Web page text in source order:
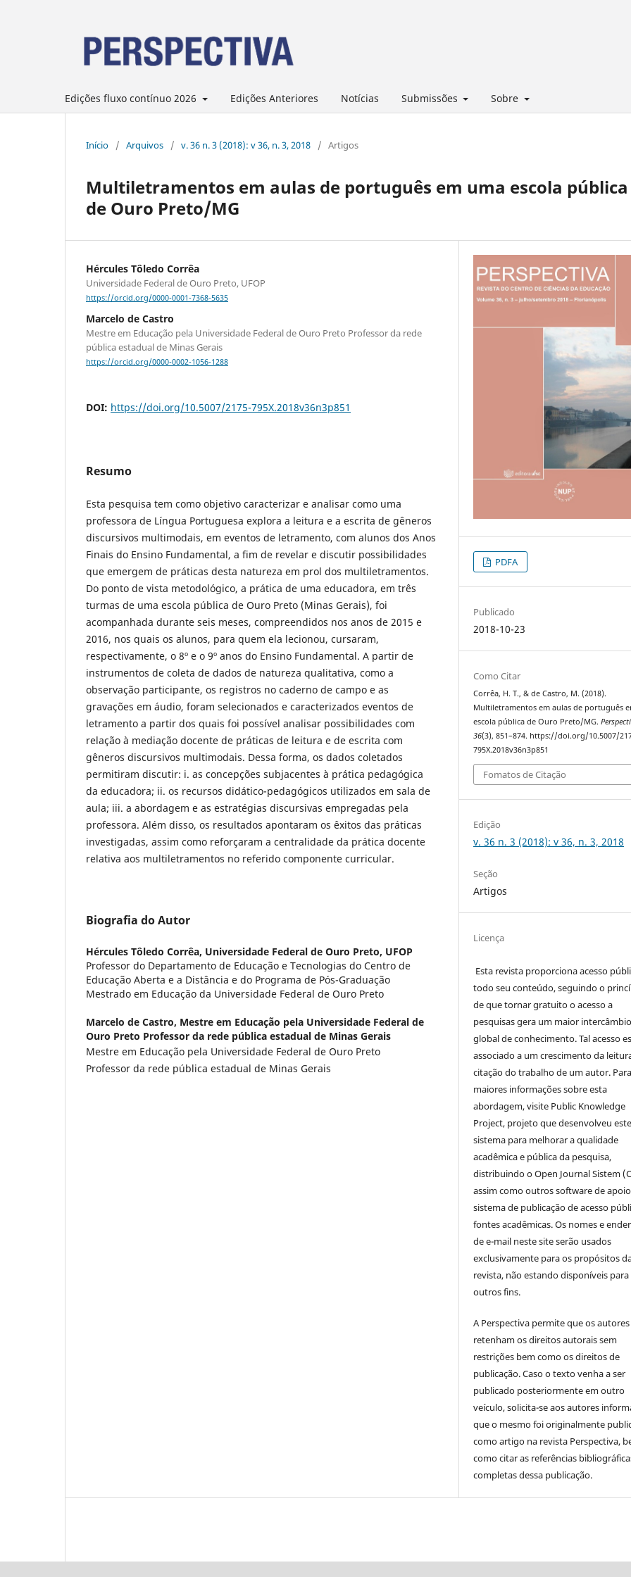
Edições fluxo contínuo 2026 Edições Anteriores Notícias Submissões Sobre
Início / Arquivos / v. 36 n. 3 (2018): v 36, n. 3, 2018 / Artigos
Multiletramentos em aulas de português em uma escola pública
de Ouro Preto/MG
Hércules Tôledo Corrêa
Universidade Federal de Ouro Preto, UFOP
https://orcid.org/0000-0001-7368-5635
Marcelo de Castro
Mestre em Educação pela Universidade Federal de Ouro Preto Professor da rede
pública estadual de Minas Gerais
https://orcid.org/0000-0002-1056-1288
DOI: https://doi.org/10.5007/2175-795X.2018v36n3p851
Resumo
Esta pesquisa tem como objetivo caracterizar e analisar como uma
professora de Língua Portuguesa explora a leitura e a escrita de gêneros
discursivos multimodais, em eventos de letramento, com alunos dos Anos
Finais do Ensino Fundamental, a fim de revelar e discutir possibilidades
que emergem de práticas desta natureza em prol dos multiletramentos.
Do ponto de vista metodológico, a prática de uma educadora, em três
turmas de uma escola pública de Ouro Preto (Minas Gerais), foi
acompanhada durante seis meses, compreendidos nos anos de 2015 e
2016, nos quais os alunos, para quem ela lecionou, cursaram,
respectivamente, o 8º e o 9º anos do Ensino Fundamental. A partir de
instrumentos de coleta de dados de natureza qualitativa, como a
observação participante, os registros no caderno de campo e as
gravações em áudio, foram selecionados e caracterizados eventos de
letramento a partir dos quais foi possível analisar possibilidades com
relação à mediação docente de práticas de leitura e de escrita com
gêneros discursivos multimodais. Dessa forma, os dados coletados
permitiram discutir: i. as concepções subjacentes à prática pedagógica
da educadora; ii. os recursos didático-pedagógicos utilizados em sala de
aula; iii. a abordagem e as estratégias discursivas empregadas pela
professora. Além disso, os resultados apontaram os êxitos das práticas
investigadas, assim como reforçaram a centralidade da prática docente
relativa aos multiletramentos no referido componente curricular.
Biografia do Autor
Hércules Tôledo Corrêa, Universidade Federal de Ouro Preto, UFOP
Professor do Departamento de Educação e Tecnologias do Centro de
Educação Aberta e a Distância e do Programa de Pós-Graduação
Mestrado em Educação da Universidade Federal de Ouro Preto
Marcelo de Castro, Mestre em Educação pela Universidade Federal de
Ouro Preto Professor da rede pública estadual de Minas Gerais
Mestre em Educação pela Universidade Federal de Ouro Preto
Professor da rede pública estadual de Minas Gerais
PDFA
Publicado
2018-10-23
Como Citar
Corrêa, H. T., & de Castro, M. (2018).
Multiletramentos em aulas de português
escola pública de Ouro Preto/MG.
36(3), 851–874. https://doi.org/10.5007/
795X.2018v36n3p851
Fomatos de Citação
Edição
v. 36 n. 3 (2018): v 36, n. 3, 2018
Seção
Artigos
Licença
Esta revista proporciona acesso
todo seu conteúdo, seguindo o
de que tornar gratuito o acesso a
pesquisas gera um maior intercâmbio
global de conhecimento. Tal acesso
associado a um crescimento da
citação do trabalho de um autor. Para
maiores informações sobre esta
abordagem, visite Public Knowledge
Project, projeto que desenvolveu este
sistema para melhorar a qualidade
acadêmica e pública da pesquisa,
distribuindo o Open Journal Sistem
assim como outros software de
sistema de publicação de acesso
fontes acadêmicas. Os nomes e
de e-mail neste site serão usados
exclusivamente para os propósitos
revista, não estando disponíveis para
outros fins.
A Perspectiva permite que os autores
retenham os direitos autorais sem
restrições bem como os direitos de
publicação. Caso o texto venha a ser
publicado posteriormente em outro
veículo, solicita-se aos autores
que o mesmo foi originalmente
como artigo na revista Perspectiva,
como citar as referências
completas dessa publicação.